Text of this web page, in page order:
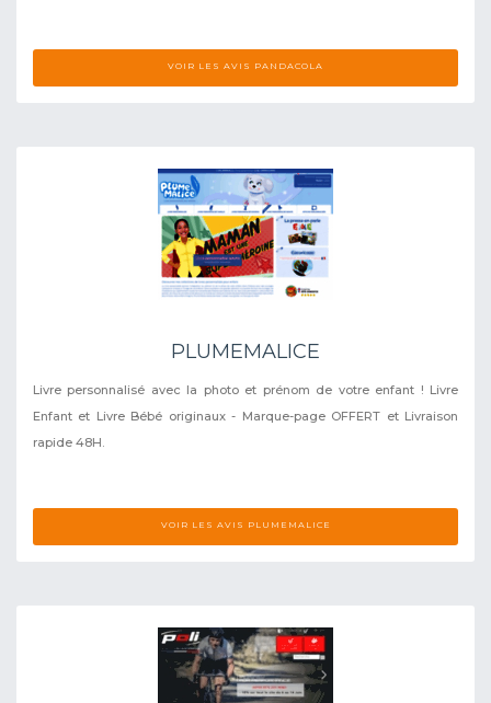
VOIR LES AVIS PANDACOLA
PLUMEMALICE
Livre personnalisé avec la photo et prénom de votre enfant ! Livre
Enfant et Livre Bébé originaux - Marque-page OFFERT et Livraison
rapide 48H.
VOIR LES AVIS PLUMEMALICE